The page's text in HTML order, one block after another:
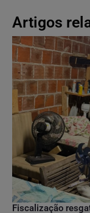
Artigos
Fiscalização